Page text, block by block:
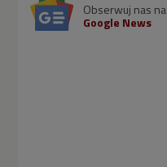
Obserwuj nas na
Google News